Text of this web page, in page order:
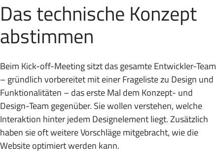
Das technische Konzept
abstimmen
Beim Kick-off-Meeting sitzt das gesamte Entwickler-Team
– gründlich vorbereitet mit einer Frageliste zu Design und
Funktionalitäten – das erste Mal dem Konzept- und
Design-Team gegenüber. Sie wollen verstehen, welche
Interaktion hinter jedem Designelement liegt. Zusätzlich
haben sie oft weitere Vorschläge mitgebracht, wie die
Website optimiert werden kann.